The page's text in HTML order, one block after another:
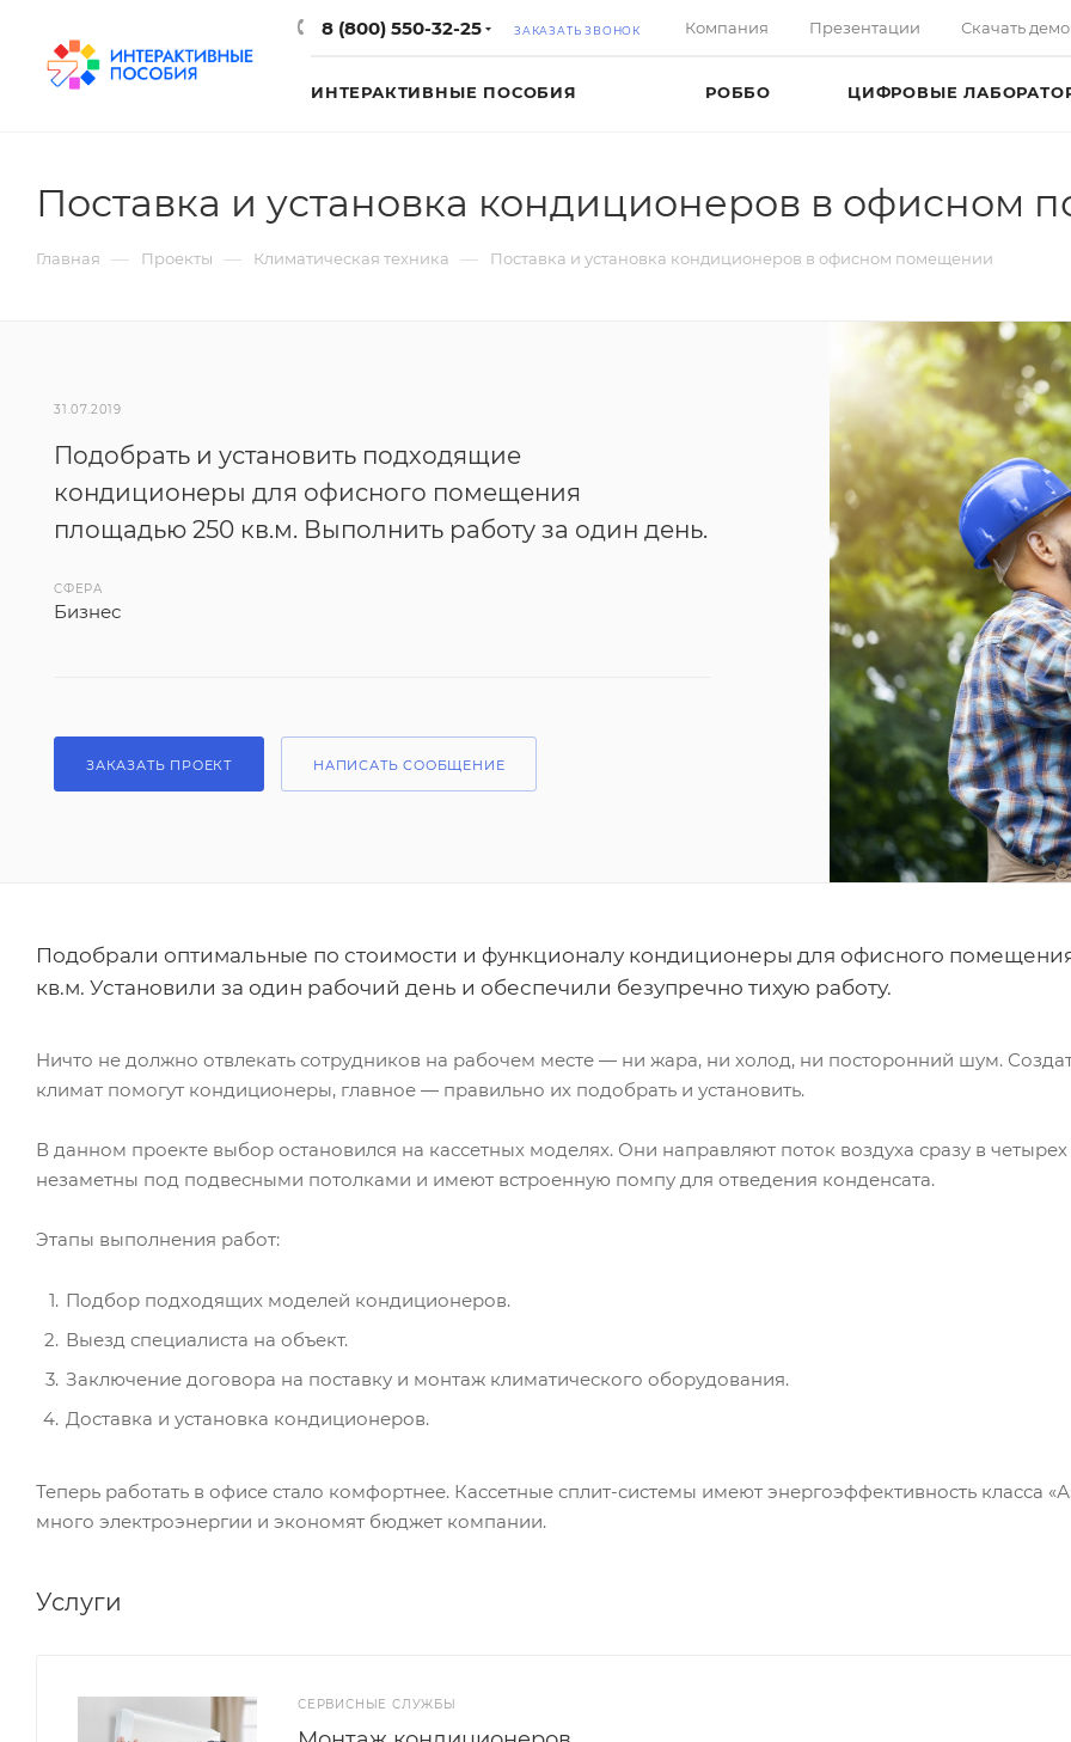
8 (800) 550-32-25 ЗАКАЗАТЬ ЗВОНОК Компания Презентации Скачать
ИНТЕРАКТИВНЫЕ ПОСОБИЯ РОББО ЦИФРОВЫЕ
Поставка и установка кондиционеров в офисном
Главная — Проекты — Климатическая техника — Поставка и установка кондиционеров в офисном помещении
31.07.2019
Подобрать и установить подходящие
кондиционеры для офисного помещения
площадью 250 кв.м. Выполнить работу за один день.
СФЕРА
Бизнес
ЗАКАЗАТЬ ПРОЕКТ НАПИСАТЬ СООБЩЕНИЕ
Подобрали оптимальные по стоимости и функционалу кондиционеры для офисного
кв.м. Установили за один рабочий день и обеспечили безупречно тихую работу.
Ничто не должно отвлекать сотрудников на рабочем месте — ни жара, ни холод, ни посторонний шум.
климат помогут кондиционеры, главное — правильно их подобрать и установить.
В данном проекте выбор остановился на кассетных моделях. Они направляют поток воздуха сразу в
незаметны под подвесными потолками и имеют встроенную помпу для отведения конденсата.
Этапы выполнения работ:
Подбор подходящих моделей кондиционеров.
Выезд специалиста на объект.
Заключение договора на поставку и монтаж климатического оборудования.
Доставка и установка кондиционеров.
Теперь работать в офисе стало комфортнее. Кассетные сплит-системы имеют энергоэффективность класса
много электроэнергии и экономят бюджет компании.
Услуги
СЕРВИСНЫЕ СЛУЖБЫ